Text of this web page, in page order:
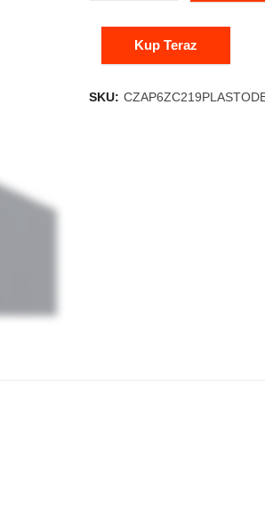
Kup Teraz
SKU: